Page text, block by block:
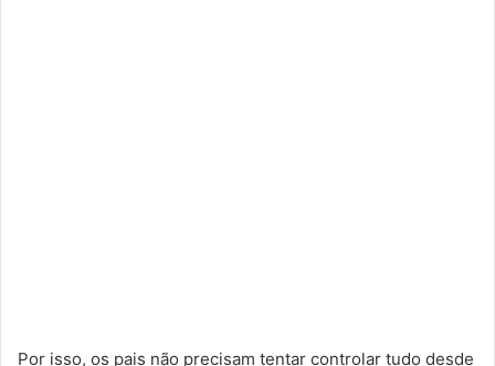
Por isso, os pais não precisam tentar controlar tudo desde